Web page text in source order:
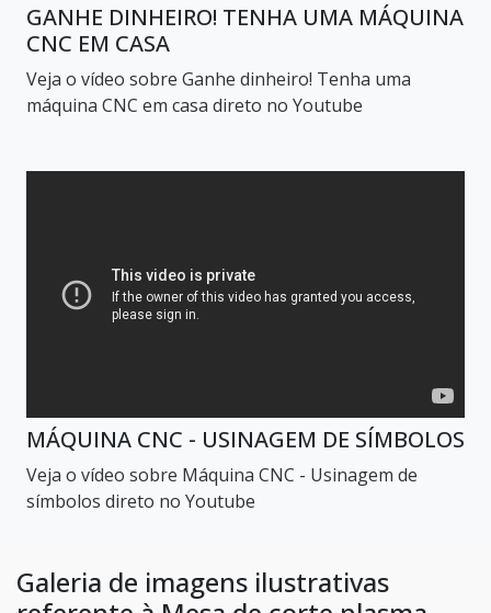
GANHE DINHEIRO! TENHA UMA MÁQUINA
CNC EM CASA
Veja o vídeo sobre Ganhe dinheiro! Tenha uma
máquina CNC em casa direto no Youtube
MÁQUINA CNC - USINAGEM DE SÍMBOLOS
Veja o vídeo sobre Máquina CNC - Usinagem de
símbolos direto no Youtube
Galeria de imagens ilustrativas